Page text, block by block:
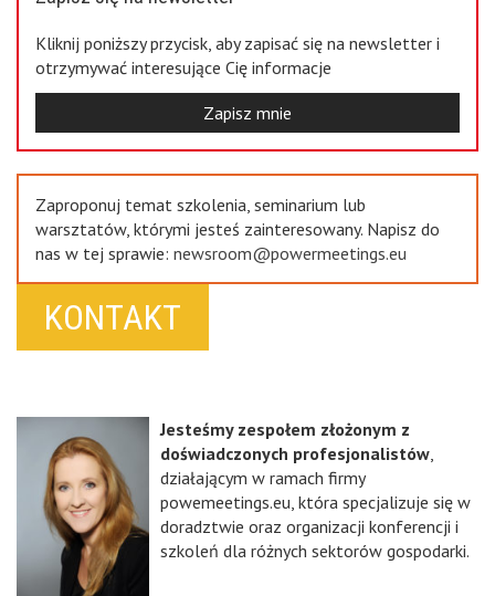
Kliknij poniższy przycisk, aby zapisać się na newsletter i
otrzymywać interesujące Cię informacje
Zapisz mnie
Zaproponuj temat szkolenia, seminarium lub
warsztatów, którymi jesteś zainteresowany. Napisz do
nas w tej sprawie: newsroom@powermeetings.eu
KONTAKT
Jesteśmy zespołem złożonym z
doświadczonych profesjonalistów
działającym w ramach firmy
powemeetings.eu, która specjalizuje się w
doradztwie oraz organizacji konferencji i
szkoleń dla różnych sektorów gospodarki.